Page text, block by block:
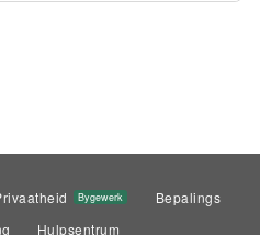
Bygewerk
Bepalings
Hulpsentrum